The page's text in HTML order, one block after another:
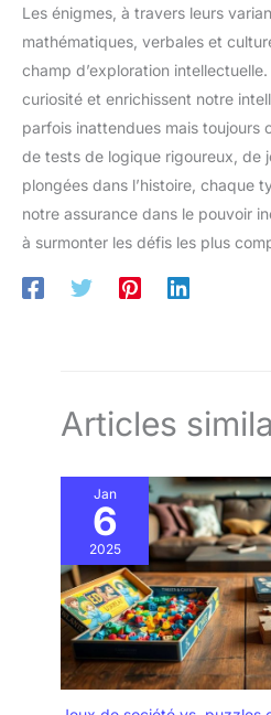
Les énigmes, à travers leurs
mathématiques, verbales et
champ d’exploration
curiosité et enrichissent notre
parfois inattendues mais toujours
de tests de logique rigoureux, de
plongées dans l’histoire, chaque
notre assurance dans le pouvoir
à surmonter les défis les plus
Articles
Jan
6
2025